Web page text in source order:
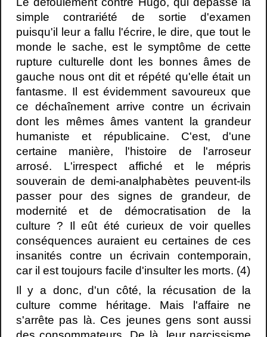
simple contrariété de sortie d'examen
puisqu'il leur a fallu l'écrire, le dire, que tout le
monde le sache, est le symptôme de cette
rupture culturelle dont les bonnes âmes de
gauche nous ont dit et répété qu'elle était un
fantasme. Il est évidemment savoureux que
ce déchaînement arrive contre un écrivain
dont les mêmes âmes vantent la grandeur
humaniste et républicaine. C'est, d'une
certaine manière, l'histoire de l'arroseur
arrosé. L'irrespect affiché et le mépris
souverain de demi-analphabètes peuvent-ils
passer pour des signes de grandeur, de
modernité et de démocratisation de la
culture ? Il eût été curieux de voir quelles
conséquences auraient eu certaines de ces
insanités contre un écrivain contemporain,
car il est toujours facile d'insulter les morts. (4)
Il y a donc, d'un côté, la récusation de la
culture comme héritage. Mais l'affaire ne
s'arrête pas là. Ces jeunes gens sont aussi